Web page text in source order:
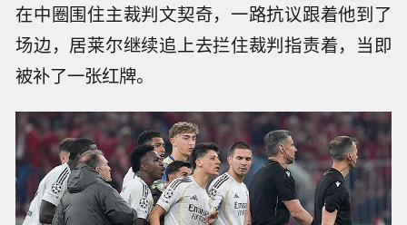
在中圈围住主裁判文契奇，一路抗议跟着他到了
场边，居莱尔继续追上去拦住裁判指责着，当即
被补了一张红牌。